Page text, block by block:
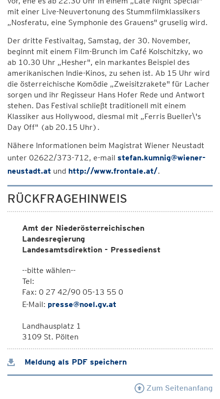
mit einer Live-Neuvertonung des Stummfilmklassikers
„Nosferatu, eine Symphonie des Grauens" gruselig wird.
Der dritte Festivaltag, Samstag, der 30. November,
beginnt mit einem Film-Brunch im Café Kolschitzky, wo
ab 10.30 Uhr „Hesher", ein markantes Beispiel des
amerikanischen Indie-Kinos, zu sehen ist. Ab 15 Uhr wird
die österreichische Komödie „Zweisitzrakete" für Lacher
sorgen und ihr Regisseur Hans Hofer Rede und Antwort
stehen. Das Festival schließt traditionell mit einem
Klassiker aus Hollywood, diesmal mit „Ferris Bueller\'s
Day Off" (ab 20.15 Uhr).
Nähere Informationen beim Magistrat Wiener Neustadt
unter 02622/373-712, e-mail stefan.kumnig@wiener-
neustadt.at und http://www.frontale.at/.
RÜCKFRAGEHINWEIS
Amt der Niederösterreichischen
Landesregierung
Landesamtsdirektion - Pressedienst
--bitte wählen--
Tel:
Fax: 0 27 42/90 05-13 55 0
E-Mail: presse@noel.gv.at
Landhausplatz 1
3109 St. Pölten
Meldung als PDF speichern
Zum Seitenanfang